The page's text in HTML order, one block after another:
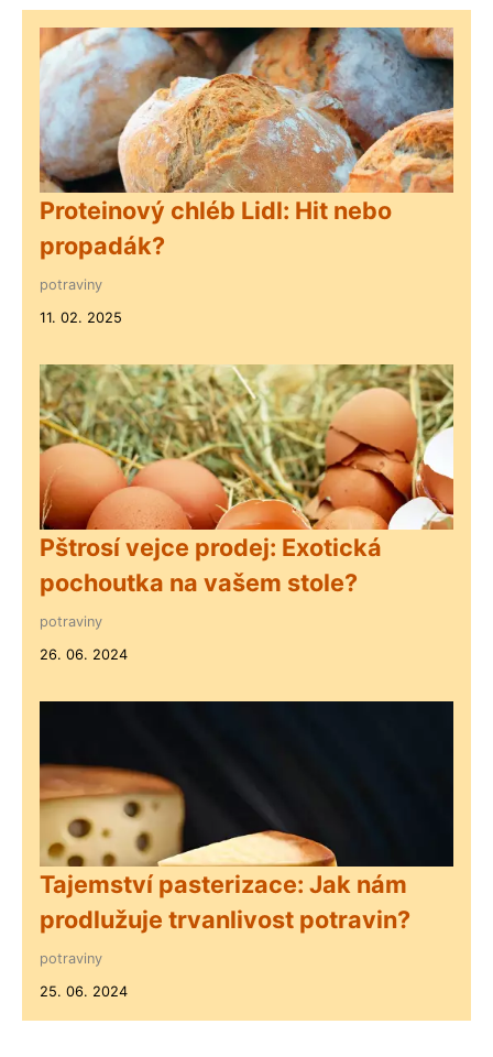
Proteinový chléb Lidl: Hit nebo
propadák?
potraviny
11. 02. 2025
Pštrosí vejce prodej: Exotická
pochoutka na vašem stole?
potraviny
26. 06. 2024
Tajemství pasterizace: Jak nám
prodlužuje trvanlivost potravin?
potraviny
25. 06. 2024